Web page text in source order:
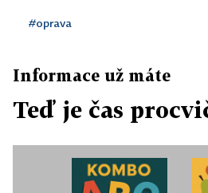
#oprava
Informace už máte
Teď je čas